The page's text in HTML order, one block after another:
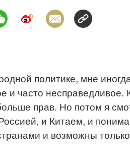
политике, мне
и часто несправедливое.
прав. Но потом я
и Китаем, и
и возможны только